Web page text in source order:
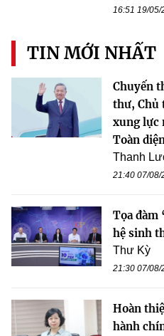
16:51 19/05/
TIN MỚI NHẤT
Chuyến
thư, Chủ
xung lực
Toàn diện
Thanh
21:40 07/08/
Tọa đàm
hệ sinh
Thư Kỳ
21:30 07/08/
Hoàn
hành